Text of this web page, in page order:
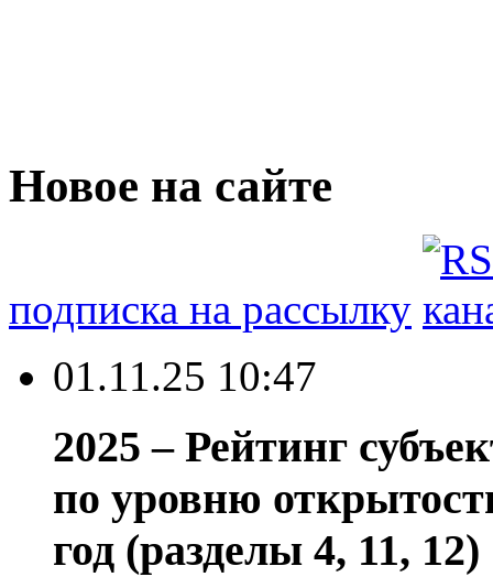
Новое на сайте
подписка на рассылку
01.11.25 10:47
2025 – Рейтинг
по уровню
год (разделы 4, 11, 12)